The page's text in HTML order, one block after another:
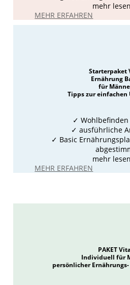
mehr
MEHR ERFAHREN
Starterpaket
Ernährung
für
Tipps zur einfachen
✓
✓ ausführliche
✓ Basic
mehr
MEHR ERFAHREN
PAKET
Individuell für
persönlicher